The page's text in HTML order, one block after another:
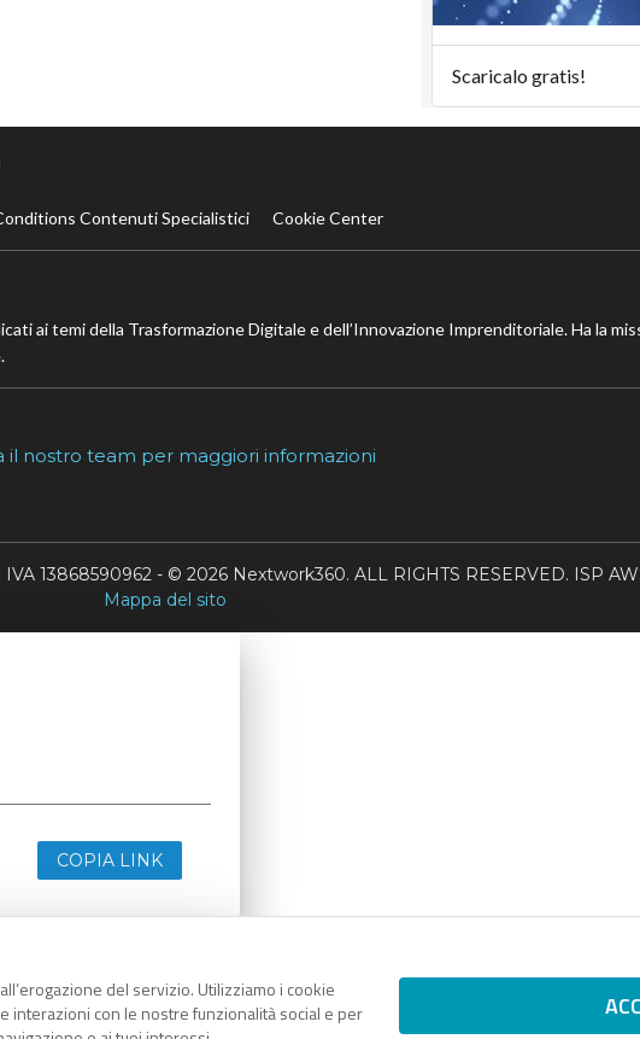
Scaricalo gratis!
del servizio. Utilizziamo i cookie
interazioni con le nostre funzionalità social e per
Contenuti Specialistici Cookie Center
ai temi della Trasformazione Digitale e dell’Innovazione Imprenditoriale. Ha la
il nostro team per maggiori informazioni
13868590962 - © 2026 Nextwork360. ALL RIGHTS RESERVED. ISP
Mappa del sito
COPIA LINK